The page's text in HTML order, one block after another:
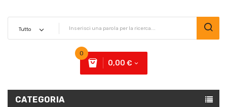
0
0,00 €
CATEGORIA